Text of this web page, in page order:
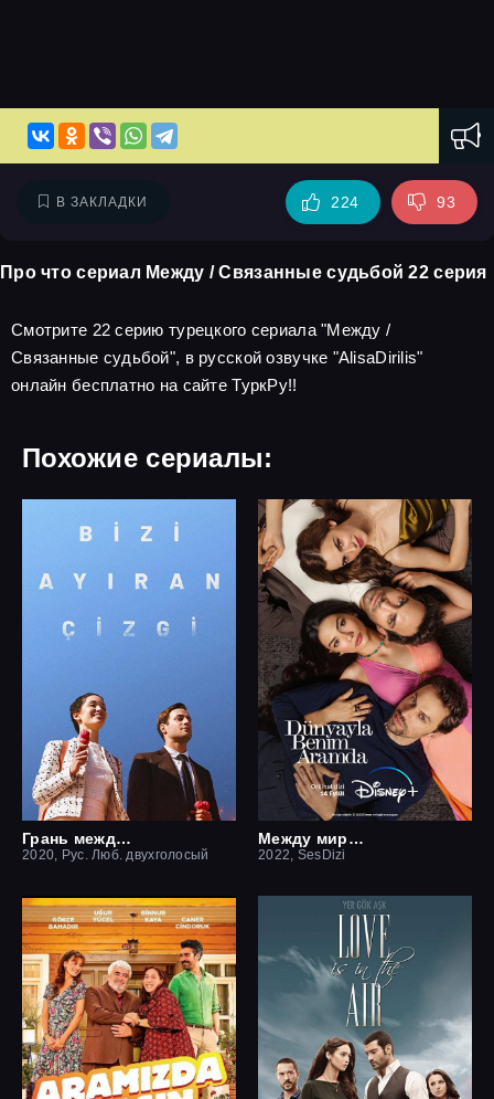
В ЗАКЛАДКИ 224 93
Про что сериал Между / Связанные судьбой 22 серия
Смотрите 22 серию турецкого сериала "Между /
Связанные судьбой", в русской озвучке "AlisaDirilis"
онлайн бесплатно на сайте ТуркРу!!
Похожие сериалы:
Грань между нами
2020, Рус. Люб. двухголосый
Между миром и мной
2022, SesDizi